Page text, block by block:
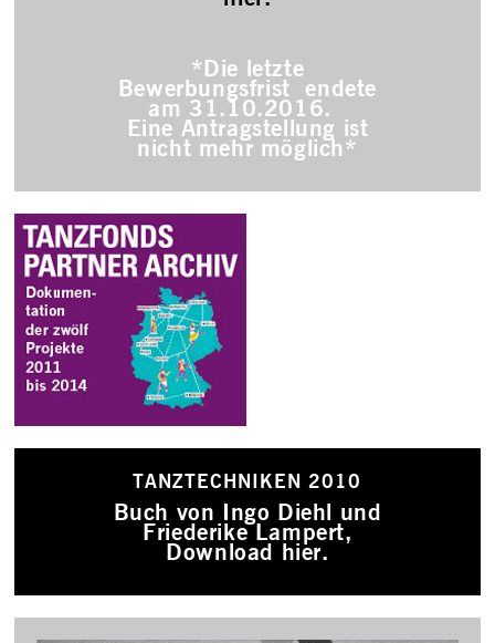
*Die letzte
Bewerbungsfrist endete
am 31.10.2016.
Eine Antragstellung ist
nicht mehr möglich*
TANZTECHNIKEN 2010
Buch von Ingo Diehl und
Friederike Lampert,
Download hier.